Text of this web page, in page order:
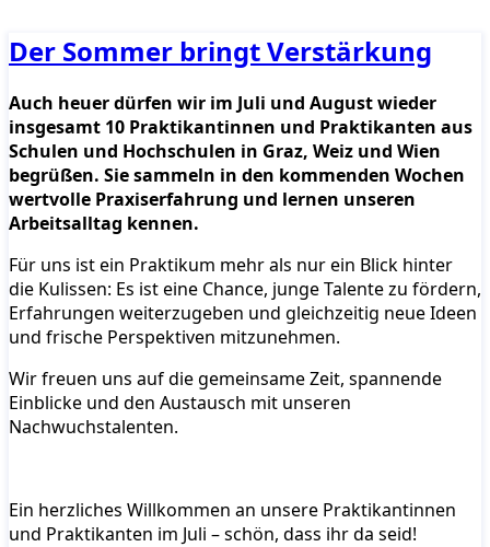
Der Sommer bringt Verstärkung
Auch heuer dürfen wir im Juli und August wieder
insgesamt 10 Praktikantinnen und Praktikanten aus
Schulen und Hochschulen in Graz, Weiz und Wien
begrüßen. Sie sammeln in den kommenden Wochen
wertvolle Praxiserfahrung und lernen unseren
Arbeitsalltag kennen.
Für uns ist ein Praktikum mehr als nur ein Blick hinter
die Kulissen: Es ist eine Chance, junge Talente zu fördern,
Erfahrungen weiterzugeben und gleichzeitig neue Ideen
und frische Perspektiven mitzunehmen.
Wir freuen uns auf die gemeinsame Zeit, spannende
Einblicke und den Austausch mit unseren
Nachwuchstalenten.
Ein herzliches Willkommen an unsere Praktikantinnen
und Praktikanten im Juli – schön, dass ihr da seid!